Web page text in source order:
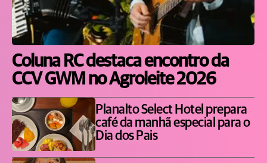
Coluna RC destaca encontro da
CCV GWM no Agroleite 2026
Planalto Select Hotel prepara
café da manhã especial para o
Dia dos Pais